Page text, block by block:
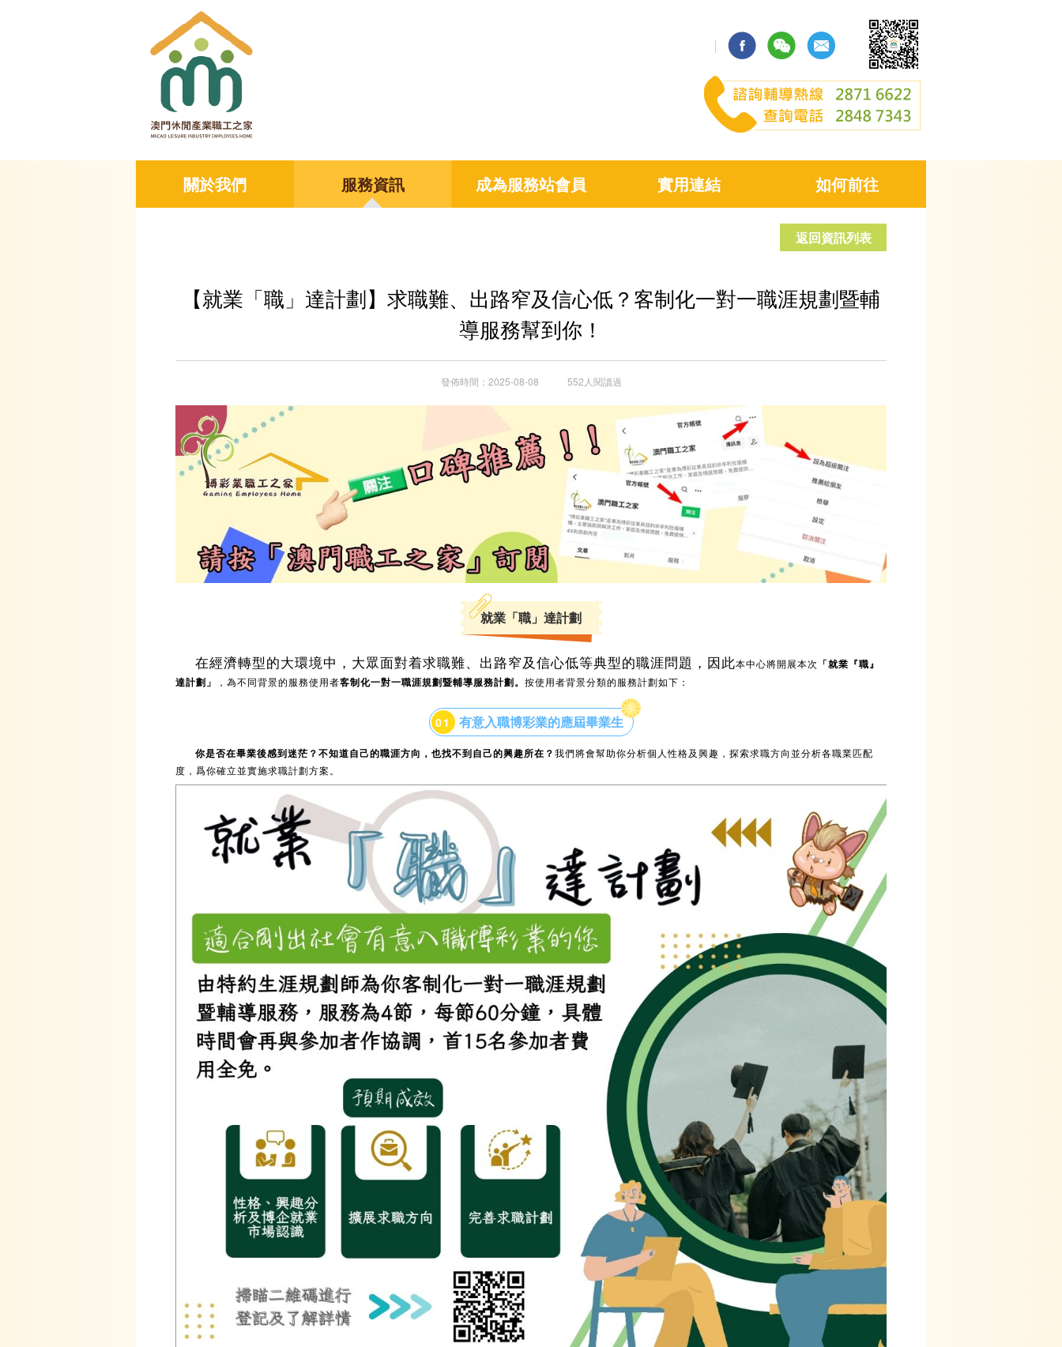
關於我們 服務資訊 成為服務站會員 實用連結 如何前往
返回資訊列表
【就業「職」達計劃】求職難、出路窄及信心低？客制化一對一職涯規劃暨輔
導服務幫到你！
發佈時間：2025-08-08 552人閱讀過
就業「職」達計劃
在經濟轉型的大環境中，大眾面對着求職難、出路窄及信心低等典型的職涯問題，因此本中心將開展本次 「就業『職』
達計劃」
，為不同背景的服務使用者客制化一對一職涯規劃暨輔導服務計劃。 按使用者背景分類的服務計劃如下：
01 有意入職博彩業的應屆畢業生
你是否在畢業後感到迷茫？不知道自己的職涯方向，也找不到自己的興趣所在？我們將會幫助你分析個人性格及興趣，探索求職方向並分析各職業匹配
度，爲你確立並實施求職計劃方案。